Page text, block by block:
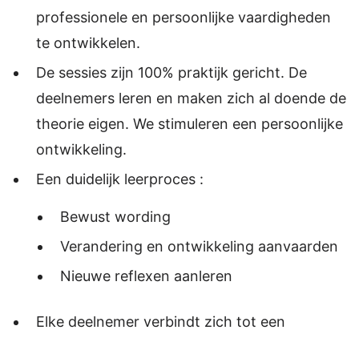
professionele en persoonlijke vaardigheden
te ontwikkelen.
De sessies zijn 100% praktijk gericht. De
deelnemers leren en maken zich al doende de
theorie eigen. We stimuleren een persoonlijke
ontwikkeling.
Een duidelijk leerproces :
Bewust wording
Verandering en ontwikkeling aanvaarden
Nieuwe reflexen aanleren
Elke deelnemer verbindt zich tot een